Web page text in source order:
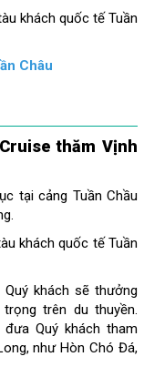
khách quốc tế Tuần
Châu
thăm Vịnh
tại cảng Tuần Chầu
khách quốc tế Tuần
khách sẽ thưởng
trên du thuyền.
đưa Quý khách tham
như Hòn Chó Đá,